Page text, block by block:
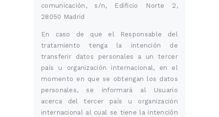
comunicación, s/n, Edificio Norte 2,
28050 Madrid
En caso de que el Responsable del
tratamiento tenga la intención de
transferir datos personales a un tercer
país u organización internacional, en el
momento en que se obtengan los datos
personales, se informará al Usuario
acerca del tercer país u organización
internacional al cual se tiene la intención